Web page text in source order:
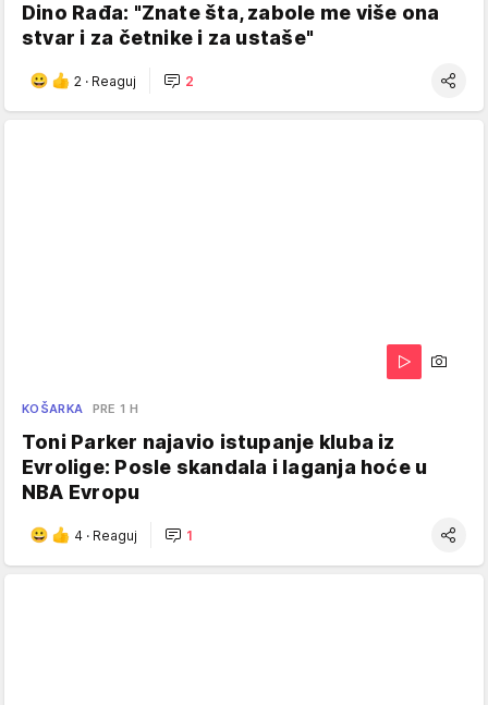
Dino Rađa: "Znate šta, zabole me više ona
stvar i za četnike i za ustaše"
2 · Reaguj 2
KOŠARKA PRE 1 H
Toni Parker najavio istupanje kluba iz
Evrolige: Posle skandala i laganja hoće u
NBA Evropu
4 · Reaguj 1